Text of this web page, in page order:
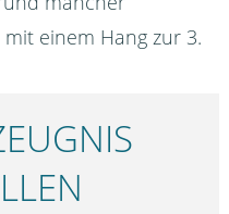
einem Hang zur 3.